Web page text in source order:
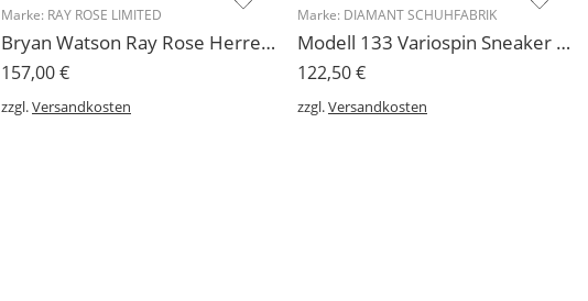
Marke: RAY ROSE LIMITED
Bryan Watson Ray Rose Herren Tanzschuh Latein
157,00€
zzgl.Versandkosten
Marke: DIAMANT SCHUHFABRIK
Modell 133 Variospin Sneaker Diamant Herren für Draußen und Drinnen
122,50€
zzgl.Versandkosten